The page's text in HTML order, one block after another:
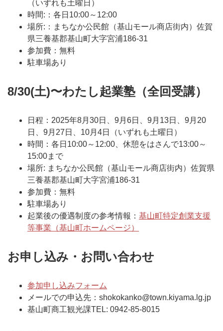
（いずれも土曜日）
時間:：各日10:00～12:00
場所:：まちなか公民館（基山モール商店街内）佐賀
県三養基郡基山町大字宮浦186-31
参加費：無料
駐車場あり
8/30(土)〜わたし起業塾（全回受講）
日程：2025年8月30日、9月6日、9月13日、9月20
日、9月27日、10月4日（いずれも土曜日）
時間：各日10:00～12:00、休憩をはさんで13:00～
15:00まで
場所: まちなか公民館（基山モール商店街内）佐賀県
三養基郡基山町大字宮浦186-31
参加費：無料
駐車場あり
起業後の優遇制度の参考情報： 基山町特定創業支援
等事業（基山町ホームページ）
お申し込み・お問い合わせ
参加申し込みフォーム
メールでの申込先：shokokanko@town.kiyama.lg.jp
基山町商工観光課TEL: 0942-85-8015